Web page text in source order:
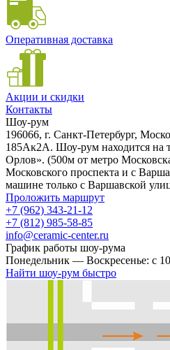
Оперативная доставка
Акции и скидки
Контакты
Шоу-рум
196066, г. Санкт-Петербург,
185Ак2А. Шоу-рум находится на
Орлов». (500м от метро
Московского проспекта и с
машине только с Варшавской
Проложить маршрут
+7 (962) 343-21-12
+7 (812) 985-58-85
info@ceramic-center.ru
График работы шоу-рума
Понедельник — Воскресенье: с
Найти шоу-рум быстро